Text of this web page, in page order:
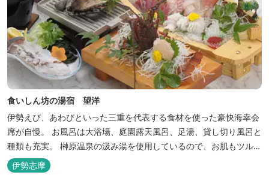
食いしん坊の湯宿 望洋
伊勢えび、あわびといった三重を代表する食材を使った豪快海幸会
席が自慢。 お風呂は大浴場、庭園露天風呂、足湯、貸し切り風呂と
種類も充実。 榊原温泉の汲み湯を使用しているので、お肌もツルツ
ルに。
伊勢志摩